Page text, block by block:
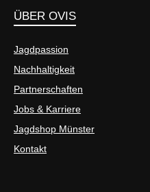
ÜBER OVIS
Jagdpassion
Nachhaltigkeit
Partnerschaften
Jobs & Karriere
Jagdshop Münster
Kontakt